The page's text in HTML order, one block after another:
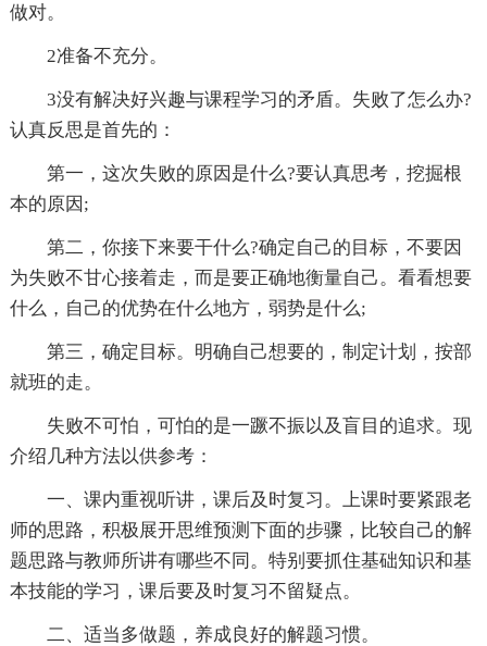
做对。
2准备不充分。
3没有解决好兴趣与课程学习的矛盾。失败了怎么办?
认真反思是首先的：
第一，这次失败的原因是什么?要认真思考，挖掘根
本的原因;
第二，你接下来要干什么?确定自己的目标，不要因
为失败不甘心接着走，而是要正确地衡量自己。看看想要
什么，自己的优势在什么地方，弱势是什么;
第三，确定目标。明确自己想要的，制定计划，按部
就班的走。
失败不可怕，可怕的是一蹶不振以及盲目的追求。现
介绍几种方法以供参考：
一、课内重视听讲，课后及时复习。上课时要紧跟老
师的思路，积极展开思维预测下面的步骤，比较自己的解
题思路与教师所讲有哪些不同。特别要抓住基础知识和基
本技能的学习，课后要及时复习不留疑点。
二、适当多做题，养成良好的解题习惯。